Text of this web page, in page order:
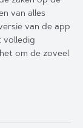
van alles
van de app
volledig
om de zoveel